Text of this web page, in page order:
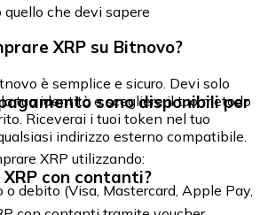
che devi sapere
XRP su Bitnovo?
è semplice e sicuro. Devi solo
tua identità e scegliere il tuo metodo
Riceverai i tuoi token nel tuo
indirizzo esterno compatibile.
sono disponibili per
XRP utilizzando:
o debito (Visa, Mastercard, Apple Pay,
con contanti?